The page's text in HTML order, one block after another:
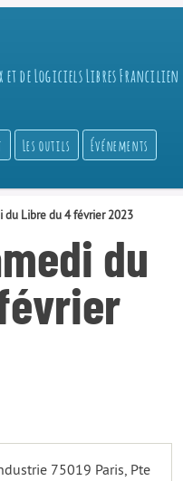
et de Logiciels Libres Francilien
Les outils Événements
du Libre du 4 février 2023
du
75019 Paris, Pte